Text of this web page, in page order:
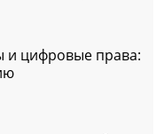
цифровые права: